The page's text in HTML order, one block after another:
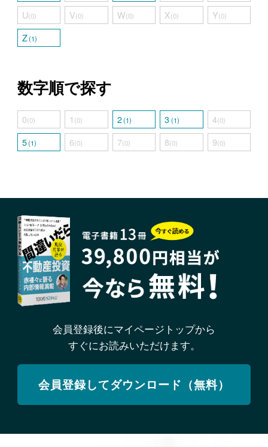
U(0) V(0) W(0) X(0) Y(0)
Z(1)
数字順で探す
0(0) 1 (0) 2(1) 3(1) 4(0)
5(1) 6(0) 7(0) 8(0) 9(0)
会員登録後にマイページトップから
すぐにお読みいただけます。
会員登録してダウンロード（無料）